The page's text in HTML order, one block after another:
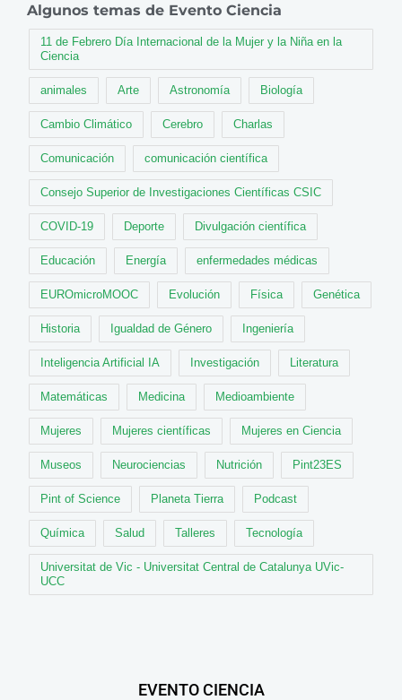
Algunos temas de Evento Ciencia
11 de Febrero Día Internacional de la Mujer y la Niña en la
Ciencia
animales Arte Astronomía Biología
Cambio Climático Cerebro Charlas
Comunicación comunicación científica
Consejo Superior de Investigaciones Científicas CSIC
COVID-19 Deporte Divulgación científica
Educación Energía enfermedades médicas
EUROmicroMOOC Evolución Física Genética
Historia Igualdad de Género Ingeniería
Inteligencia Artificial IA Investigación Literatura
Matemáticas Medicina Medioambiente
Mujeres Mujeres científicas Mujeres en Ciencia
Museos Neurociencias Nutrición Pint23ES
Pint of Science Planeta Tierra Podcast
Química Salud Talleres Tecnología
Universitat de Vic - Universitat Central de Catalunya UVic-
UCC
EVENTO CIENCIA